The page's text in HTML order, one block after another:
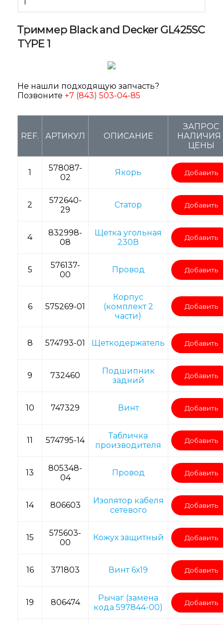
Триммер Black and Decker GL425SC
TYPE 1
Не нашли подходящую запчасть?
Позвоните +7 (843) 503-04-85
REF. АРТИКУЛ ОПИСАНИЕ
ЗАПРОС
НАЛИЧИЯ
ЦЕНЫ
1
578087-
02
Якорь Добавить
2
572640-
29
Статор Добавить
4
832998-
08
Щетка угольная
230В
Добавить
5
576137-
00
Провод Добавить
6 575269-01
Корпус
(комплект 2
части)
Добавить
8 574793-01 Щеткодержатель Добавить
9 732460
Подшипник
задний
Добавить
10 747329 Винт Добавить
11 574795-14
Табличка
производителя
Добавить
13
805348-
04
Провод Добавить
14 806603
Изолятор кабеля
сетевого
Добавить
15
575603-
00
Кожух защитный Добавить
16 371803 Винт 6х19 Добавить
19 806474
Рычаг (замена
кода 597844-00)
Добавить